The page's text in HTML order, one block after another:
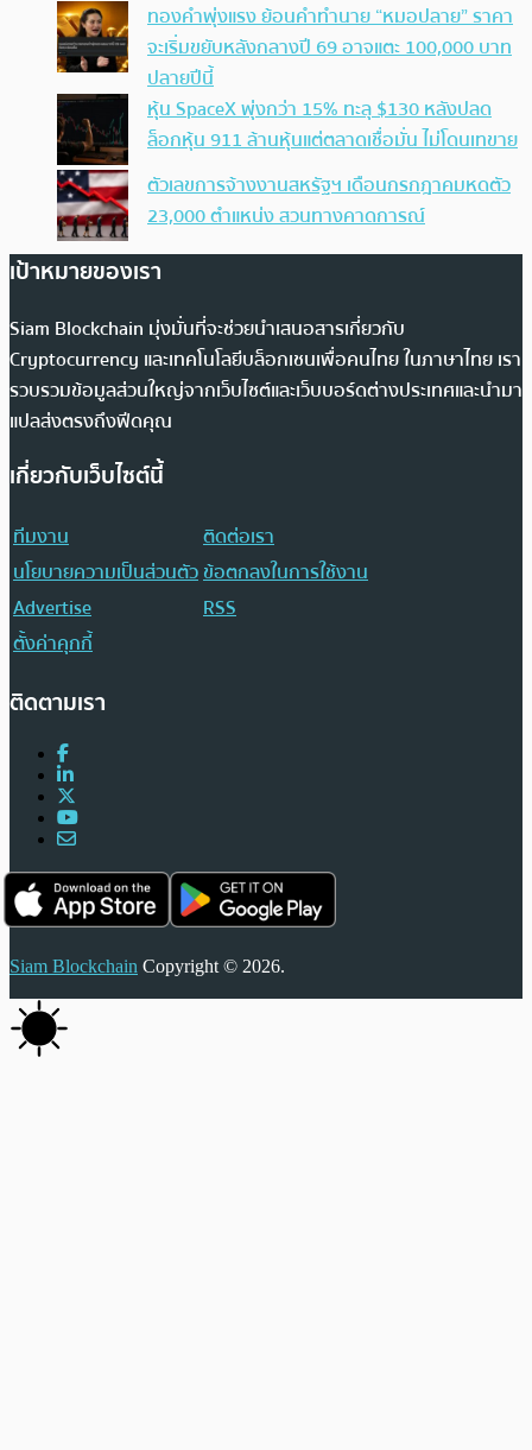
ทองคำพุ่งแรง ย้อนคำทำนาย “หมอปลาย” ราคา
จะเริ่มขยับหลังกลางปี 69 อาจแตะ 100,000 บาท
ปลายปีนี้
หุ้น SpaceX พุ่งกว่า 15% ทะลุ $130 หลังปลด
ล็อกหุ้น 911 ล้านหุ้นแต่ตลาดเชื่อมั่น ไม่โดนเทขาย
ตัวเลขการจ้างงานสหรัฐฯ เดือนกรกฎาคมหดตัว
23,000 ตำแหน่ง สวนทางคาดการณ์
เป้าหมายของเรา
Siam Blockchain มุ่งมั่นที่จะช่วยนำเสนอสารเกี่ยวกับ
Cryptocurrency และเทคโนโลยีบล็อกเชนเพื่อคนไทย ในภาษาไทย เรา
รวบรวมข้อมูลส่วนใหญ่จากเว็บไซต์และเว็บบอร์ดต่างประเทศและนำมา
แปลส่งตรงถึงฟีดคุณ
เกี่ยวกับเว็บไซต์นี้
ทีมงาน
ติดต่อเรา
นโยบายความเป็นส่วนตัวข้อตกลงในการใช้งาน
Advertise
RSS
ตั้งค่าคุกกี้
ติดตามเรา
Siam Blockchain Copyright © 2026.